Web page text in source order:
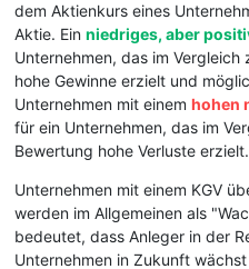
dem Aktienkurs eines
Aktie. Ein niedriges, aber
Unternehmen, das im
hohe Gewinne erzielt und
Unternehmen mit einem hohen
für ein Unternehmen, das im
Bewertung hohe Verluste erzielt.
Unternehmen mit einem KGV
werden im Allgemeinen als
bedeutet, dass Anleger in der
Unternehmen in Zukunft